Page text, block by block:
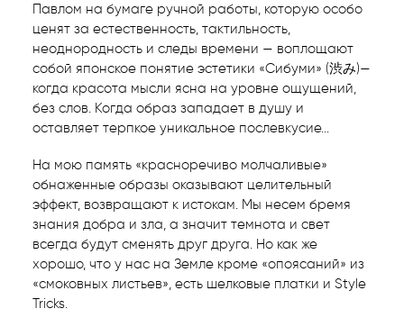
Павлом на бумаге ручной работы, которую особо
ценят за естественность, тактильность,
неоднородность и следы времени — воплощают
собой японское понятие эстетики «Сибуми» (渋み)—
когда красота мысли ясна на уровне ощущений,
без слов. Когда образ западает в душу и
оставляет терпкое уникальное послевкусие...
На мою память «красноречиво молчаливые»
обнаженные образы оказывают целительный
эффект, возвращают к истокам. Мы несем бремя
знания добра и зла, а значит темнота и свет
всегда будут сменять друг друга. Но как же
хорошо, что у нас на Земле кроме «опоясаний» из
«смоковных листьев», есть шелковые платки и Style
Tricks.